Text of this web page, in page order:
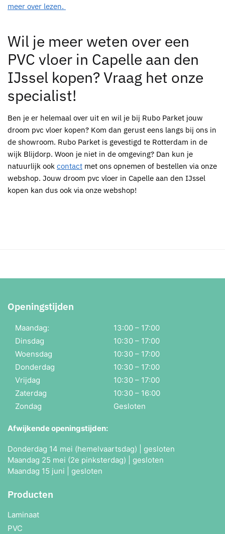
meer over lezen.
Wil je meer weten over een
PVC vloer in Capelle aan den
IJssel kopen? Vraag het onze
specialist!
Ben je er helemaal over uit en wil je bij Rubo Parket jouw
droom pvc vloer kopen? Kom dan gerust eens langs bij ons in
de showroom. Rubo Parket is gevestigd te Rotterdam in de
wijk Blijdorp. Woon je niet in de omgeving? Dan kun je
natuurlijk ook contact met ons opnemen of bestellen via onze
webshop. Jouw droom pvc vloer in Capelle aan den IJssel
kopen kan dus ook via onze webshop!
Openingstijden
Maandag:
13:00 – 17:00
Dinsdag
10:30 – 17:00
Woensdag
10:30 – 17:00
Donderdag
10:30 – 17:00
Vrijdag
10:30 – 17:00
Zaterdag
10:30 – 16:00
Zondag
Gesloten
Afwijkende openingstijden:
Donderdag 14 mei (hemelvaartsdag) | gesloten
Maandag 25 mei (2e pinksterdag) | gesloten
Maandag 15 juni | gesloten
Producten
Laminaat
PVC